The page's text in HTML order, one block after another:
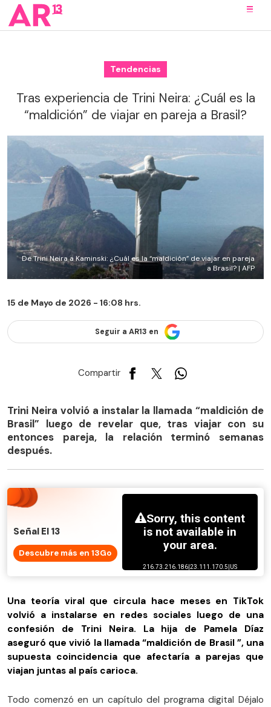
Tendencias
Tras experiencia de Trini Neira: ¿Cuál es la
“maldición” de viajar en pareja a Brasil?
De Trini Neira a Kaminski: ¿Cuál es la “maldición” de viajar en pareja
a Brasil? | AFP
15 de Mayo de 2026 - 16:08 hrs.
Seguir a AR13 en
Compartir
Trini Neira volvió a instalar la llamada “maldición de
Brasil” luego de revelar que, tras viajar con su
entonces pareja, la relación terminó semanas
después.
Señal El 13
Descubre más en 13Go
Una teoría viral que circula hace meses en TikTok
volvió a instalarse en redes sociales luego de una
confesión de Trini Neira. La hija de Pamela Díaz
aseguró que vivió la llamada “maldición de Brasil ”, una
supuesta coincidencia que afectaría a parejas que
viajan juntas al país carioca.
Todo comenzó en un capítulo del programa digital Déjalo